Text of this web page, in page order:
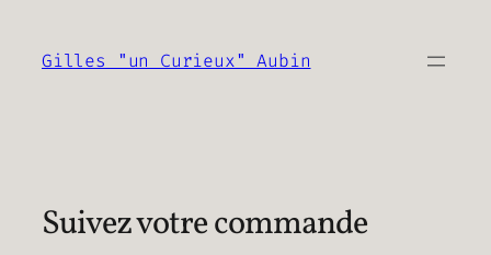
contenu
Gilles "un Curieux" Aubin
Suivez votre commande